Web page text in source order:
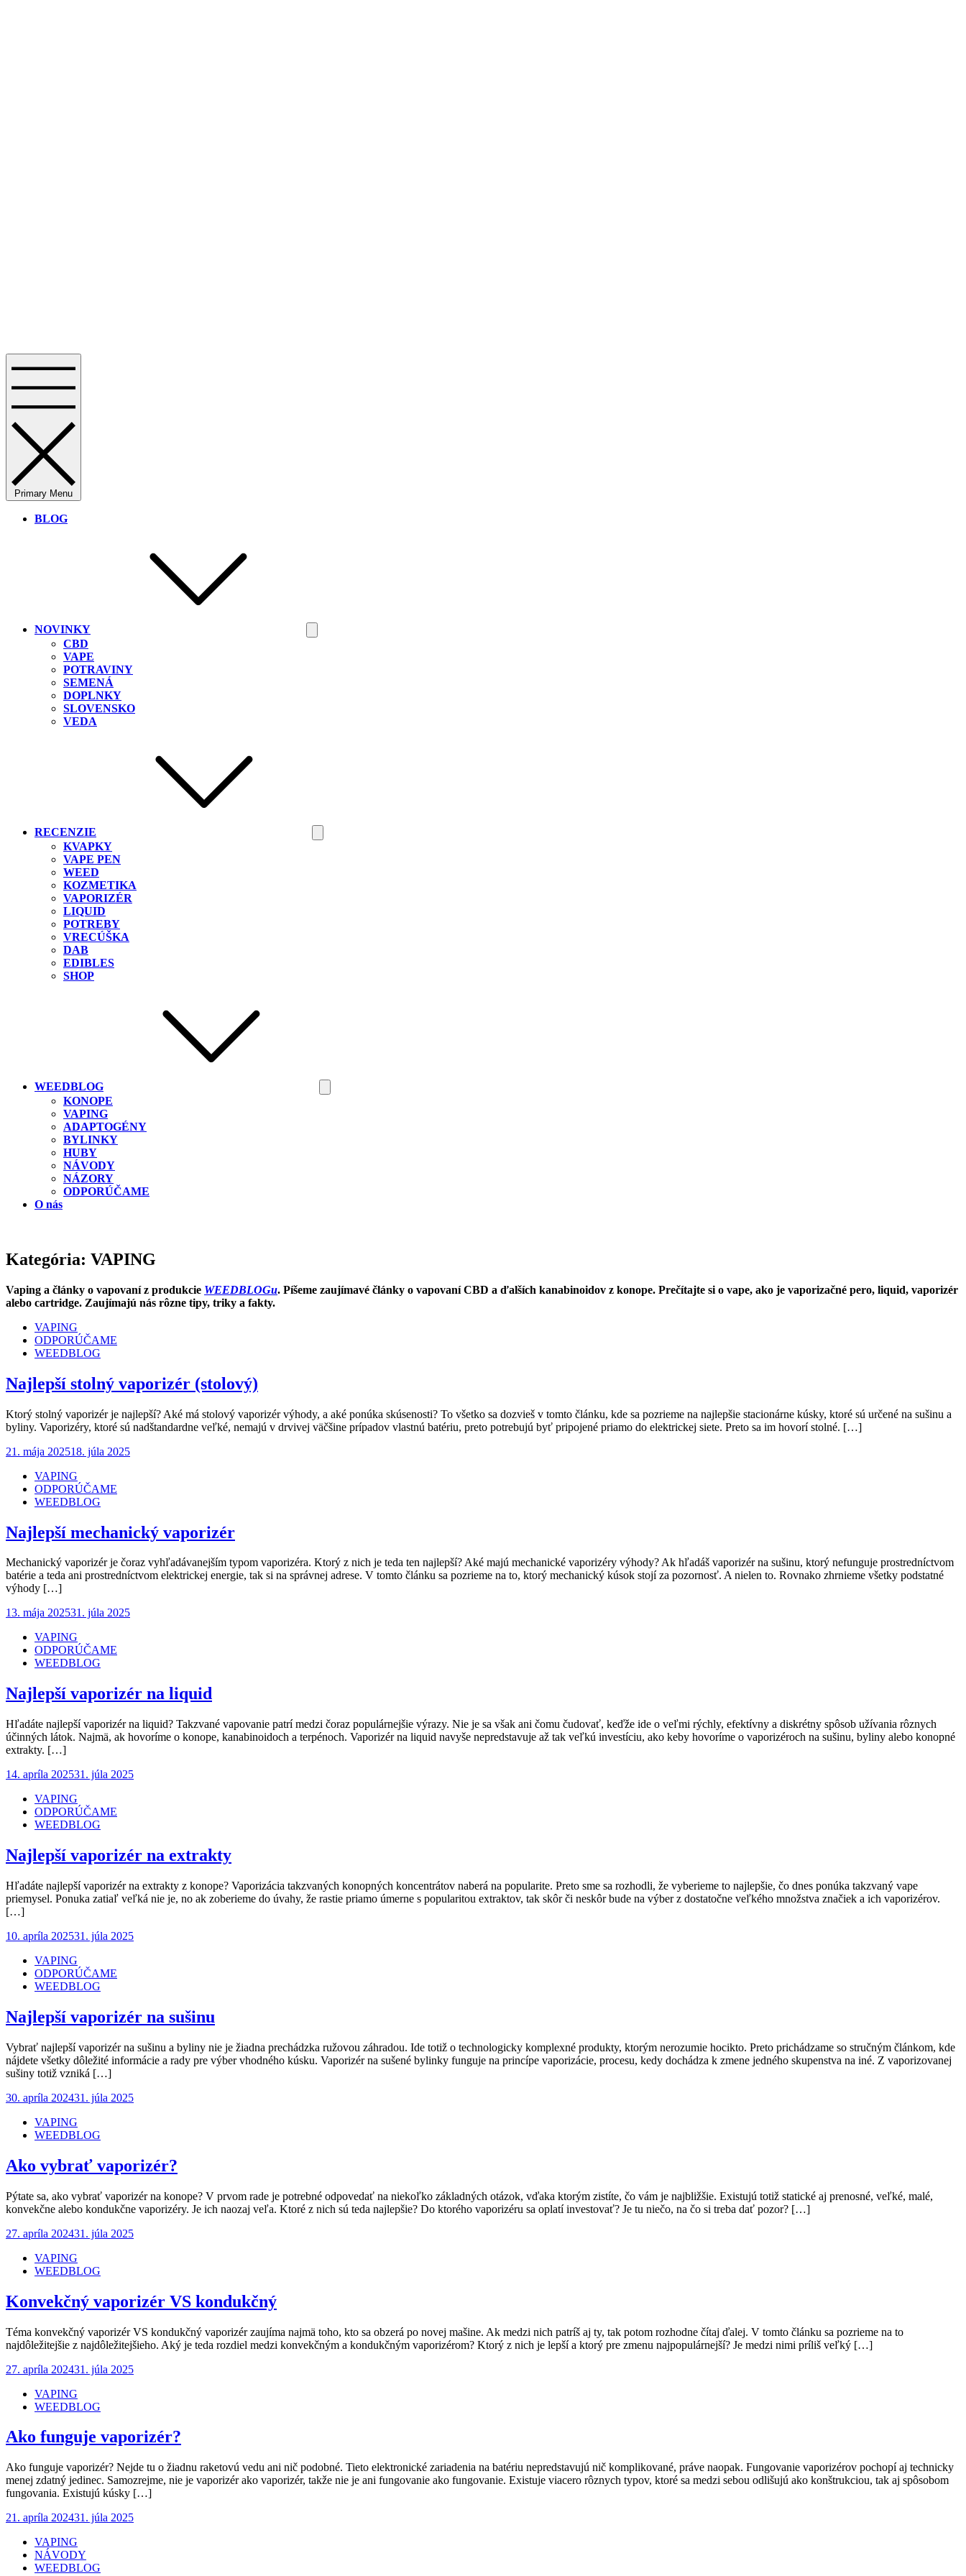
Primary Menu
BLOG
NOVINKY
CBD
VAPE
POTRAVINY
SEMENÁ
DOPLNKY
SLOVENSKO
VEDA
RECENZIE
KVAPKY
VAPE PEN
WEED
KOZMETIKA
VAPORIZÉR
LIQUID
POTREBY
VRECÚŠKA
DAB
EDIBLES
SHOP
WEEDBLOG
KONOPE
VAPING
ADAPTOGÉNY
BYLINKY
HUBY
NÁVODY
NÁZORY
ODPORÚČAME
O nás
Kategória: VAPING
Vaping a články o vapovaní z produkcie WEEDBLOGu. Píšeme zaujímavé články o vapovaní CBD a ďalších kanabinoidov z konope. Prečítajte si o vape, ako je vaporizačné pero, liquid, vaporizér
alebo cartridge. Zaujímajú nás rôzne tipy, triky a fakty.
VAPING
ODPORÚČAME
WEEDBLOG
Najlepší stolný vaporizér (stolový)
Ktorý stolný vaporizér je najlepší? Aké má stolový vaporizér výhody, a aké ponúka skúsenosti? To všetko sa dozvieš v tomto článku, kde sa pozrieme na najlepšie stacionárne kúsky, ktoré sú určené na sušinu a
byliny. Vaporizéry, ktoré sú nadštandardne veľké, nemajú v drvivej väčšine prípadov vlastnú batériu, preto potrebujú byť pripojené priamo do elektrickej siete. Preto sa im hovorí stolné. […]
Posted
21. mája 202518. júla 2025
VAPING
ODPORÚČAME
WEEDBLOG
Najlepší mechanický vaporizér
Mechanický vaporizér je čoraz vyhľadávanejším typom vaporizéra. Ktorý z nich je teda ten najlepší? Aké majú mechanické vaporizéry výhody? Ak hľadáš vaporizér na sušinu, ktorý nefunguje prostredníctvom
batérie a teda ani prostredníctvom elektrickej energie, tak si na správnej adrese. V tomto článku sa pozrieme na to, ktorý mechanický kúsok stojí za pozornosť. A nielen to. Rovnako zhrnieme všetky podstatné
výhody […]
Posted
13. mája 202531. júla 2025
VAPING
ODPORÚČAME
WEEDBLOG
Najlepší vaporizér na liquid
Hľadáte najlepší vaporizér na liquid? Takzvané vapovanie patrí medzi čoraz populárnejšie výrazy. Nie je sa však ani čomu čudovať, keďže ide o veľmi rýchly, efektívny a diskrétny spôsob užívania rôznych
účinných látok. Najmä, ak hovoríme o konope, kanabinoidoch a terpénoch. Vaporizér na liquid navyše nepredstavuje až tak veľkú investíciu, ako keby hovoríme o vaporizéroch na sušinu, byliny alebo konopné
extrakty. […]
Posted
14. apríla 202531. júla 2025
VAPING
ODPORÚČAME
WEEDBLOG
Najlepší vaporizér na extrakty
Hľadáte najlepší vaporizér na extrakty z konope? Vaporizácia takzvaných konopných koncentrátov naberá na popularite. Preto sme sa rozhodli, že vyberieme to najlepšie, čo dnes ponúka takzvaný vape
priemysel. Ponuka zatiaľ veľká nie je, no ak zoberieme do úvahy, že rastie priamo úmerne s popularitou extraktov, tak skôr či neskôr bude na výber z dostatočne veľkého množstva značiek a ich vaporizérov.
[…]
Posted
10. apríla 202531. júla 2025
VAPING
ODPORÚČAME
WEEDBLOG
Najlepší vaporizér na sušinu
Vybrať najlepší vaporizér na sušinu a byliny nie je žiadna prechádzka ružovou záhradou. Ide totiž o technologicky komplexné produkty, ktorým nerozumie hocikto. Preto prichádzame so stručným článkom, kde
nájdete všetky dôležité informácie a rady pre výber vhodného kúsku. Vaporizér na sušené bylinky funguje na princípe vaporizácie, procesu, kedy dochádza k zmene jedného skupenstva na iné. Z vaporizovanej
sušiny totiž vzniká […]
Posted
30. apríla 202431. júla 2025
VAPING
WEEDBLOG
Ako vybrať vaporizér?
Pýtate sa, ako vybrať vaporizér na konope? V prvom rade je potrebné odpovedať na niekoľko základných otázok, vďaka ktorým zistíte, čo vám je najbližšie. Existujú totiž statické aj prenosné, veľké, malé,
konvekčne alebo kondukčne vaporizéry. Je ich naozaj veľa. Ktoré z nich sú teda najlepšie? Do ktorého vaporizéru sa oplatí investovať? Je tu niečo, na čo si treba dať pozor? […]
Posted
27. apríla 202431. júla 2025
VAPING
WEEDBLOG
Konvekčný vaporizér VS kondukčný
Téma konvekčný vaporizér VS kondukčný vaporizér zaujíma najmä toho, kto sa obzerá po novej mašine. Ak medzi nich patríš aj ty, tak potom rozhodne čítaj ďalej. V tomto článku sa pozrieme na to
najdôležitejšie z najdôležitejšieho. Aký je teda rozdiel medzi konvekčným a kondukčným vaporizérom? Ktorý z nich je lepší a ktorý pre zmenu najpopulárnejší? Je medzi nimi príliš veľký […]
Posted
27. apríla 202431. júla 2025
VAPING
WEEDBLOG
Ako funguje vaporizér?
Ako funguje vaporizér? Nejde tu o žiadnu raketovú vedu ani nič podobné. Tieto elektronické zariadenia na batériu nepredstavujú nič komplikované, práve naopak. Fungovanie vaporizérov pochopí aj technicky
menej zdatný jedinec. Samozrejme, nie je vaporizér ako vaporizér, takže nie je ani fungovanie ako fungovanie. Existuje viacero rôznych typov, ktoré sa medzi sebou odlišujú ako konštrukciou, tak aj spôsobom
fungovania. Existujú kúsky […]
Posted
21. apríla 202431. júla 2025
VAPING
NÁVODY
WEEDBLOG